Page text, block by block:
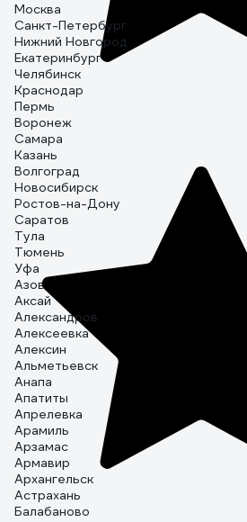
Москва
Санкт-Петербург
Нижний Новгород
Екатеринбург
Челябинск
Краснодар
Пермь
Воронеж
Самара
Казань
Волгоград
Новосибирск
Ростов-на-Дону
Саратов
Тула
Тюмень
Уфа
Азов
Аксай
Александров
Алексеевка
Алексин
Альметьевск
Анапа
Апатиты
Апрелевка
Арамиль
Арзамас
Армавир
Архангельск
Астрахань
Балабаново